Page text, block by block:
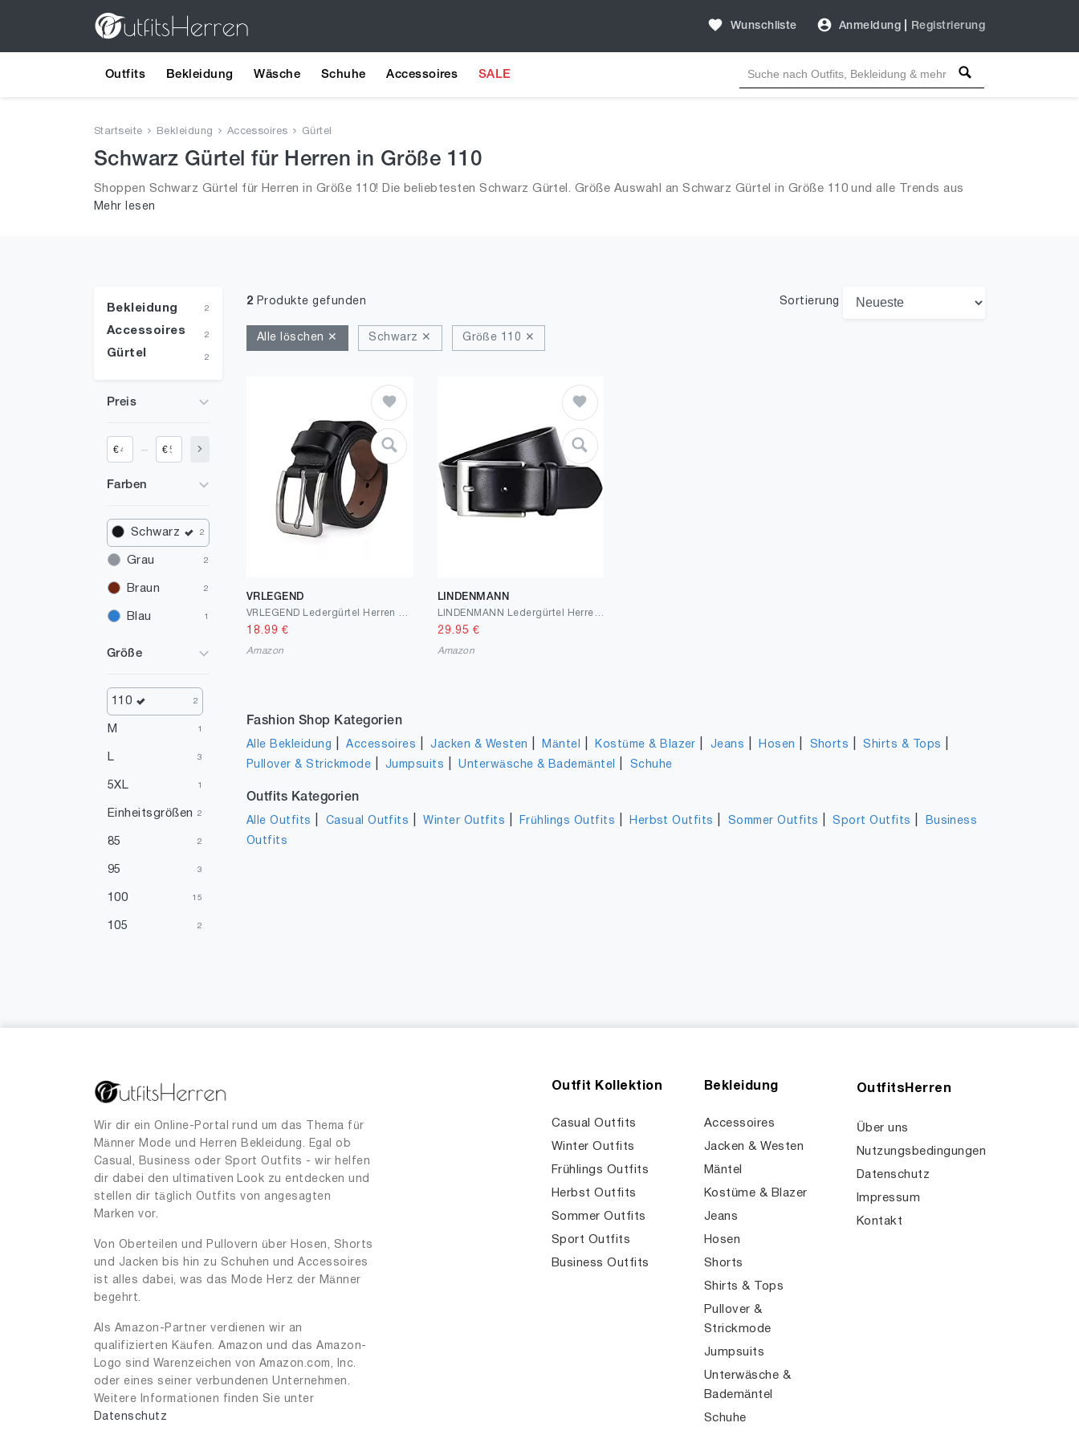
Wunschliste Anmeldung Registrierung
Outfits Bekleidung Wäsche Schuhe Accessoires SALE
Startseite Bekleidung Accessoires Gürtel
Schwarz Gürtel für Herren in Größe 110
Shoppen Schwarz Gürtel für Herren in Größe 110! Die beliebtesten Schwarz Gürtel. Größe Auswahl an Schwarz Gürtel in Größe 110 und alle Trends aus
2026 für Männer!
Mehr lesen
Bekleidung 2
Accessoires 2
Gürtel 2
Preis
€ €
Farben
Schwarz 2
Grau 2
Braun 2
Blau 1
Größe
110 2
M 1
L 3
5XL 1
Einheitsgrößen 2
85 2
95 3
100 15
105 2
2 Produkte gefunden Sortierung
Alle löschen ✕ Schwarz ✕ Größe 110 ✕
VRLEGEND
18.99 €
Amazon
LINDENMANN
29.95 €
Amazon
Fashion Shop Kategorien
Alle Bekleidung |Accessoires |Jacken & Westen Mäntel Kostüme & Blazer Jeans Hosen Shorts |Shirts & Tops
Pullover & Strickmode |Jumpsuits |Unterwäsche & Bademäntel Schuhe
Outfits Kategorien
Alle Outfits Casual Outfits |Winter Outfits Frühlings Outfits Herbst Outfits Sommer Outfits |Sport Outfits
Business
Outfits
Wir dir ein Online-Portal rund um das Thema für
Männer Mode und Herren Bekleidung. Egal ob
Casual, Business oder Sport Outfits - wir helfen
dir dabei den ultimativen Look zu entdecken und
stellen dir täglich Outfits von angesagten
Marken vor.
Von Oberteilen und Pullovern über Hosen, Shorts
und Jacken bis hin zu Schuhen und Accessoires
ist alles dabei, was das Mode Herz der Männer
begehrt.
Als Amazon-Partner verdienen wir an
qualifizierten Käufen. Amazon und das Amazon-
Logo sind Warenzeichen von Amazon.com, Inc.
oder eines seiner verbundenen Unternehmen.
Weitere Informationen finden Sie unter
Datenschutz
Outfit Kollektion
Casual Outfits
Winter Outfits
Frühlings Outfits
Herbst Outfits
Sommer Outfits
Sport Outfits
Business Outfits
Bekleidung
Accessoires
Jacken & Westen
Mäntel
Kostüme & Blazer
Jeans
Hosen
Shorts
Shirts & Tops
Pullover &
Strickmode
Jumpsuits
Unterwäsche &
Bademäntel
Schuhe
OutfitsHerren
Über uns
Nutzungsbedingungen
Datenschutz
Impressum
Kontakt